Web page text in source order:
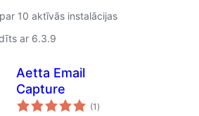
10 aktīvās instalācijas
ar 6.3.9
Aetta Email
Capture
(1 vērtējumu
kopsumma
)